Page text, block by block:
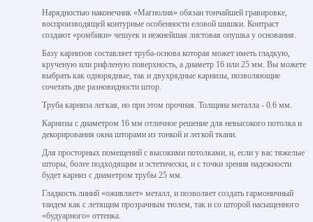
Нарядностью наконечник «Магнолия» обязан тончайшей гравировке,
воспроизводящей контурные особенности еловой шишки. Контраст
создают «ромбики» чешуек и нежнейшая листовая опушка у основания.
Базу карнизов составляет труба-основа которая может иметь гладкую,
крученую или рифленую поверхность, а диаметр 16 или 25 мм. Вы можете
выбрать как однорядные, так и двухрядные карнизы, позволяющие
сочетать две разновидности штор.
Труба карниза легкая, но при этом прочная. Толщина металла - 0.6 мм.
Карнизы с диаметром 16 мм отличное решение для невысокого потолка и
декорирования окна шторами из тонкой и легкой ткани.
Для просторных помещений с высокими потолками, и, если у вас тяжелые
шторы, более подходящим и эстетически, и с точки зрения надежности
будет карниз с диаметром трубы 25 мм.
Гладкость линий «оживляет» металл, и позволяет создать гармоничный
тандем как с летящим прозрачным тюлем, так и со шторой насыщенного
«будуарного» оттенка.